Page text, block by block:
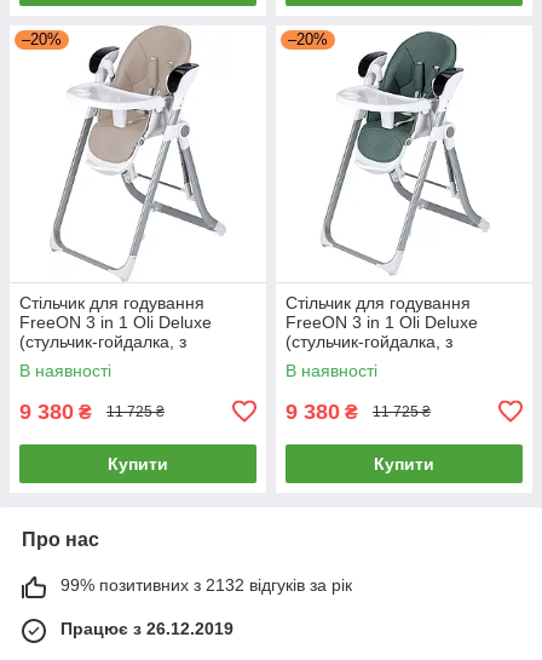
–20%
Стільчик для годування
FreeON 3 in 1 Oli Deluxe
(стульчик-гойдалка, з
музикою, пульт управління)
Бежевий
В наявності
9 380 ₴ 11 725 ₴
Купити
–20%
Стільчик для годування
FreeON 3 in 1 Oli Deluxe
(стульчик-гойдалка, з
музикою, пульт управління)
Зелений
В наявності
9 380 ₴ 11 725 ₴
Купити
Про нас
99% позитивних з 2132 відгуків за рік
Працює з 26.12.2019